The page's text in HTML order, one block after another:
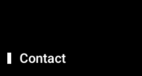
Contact